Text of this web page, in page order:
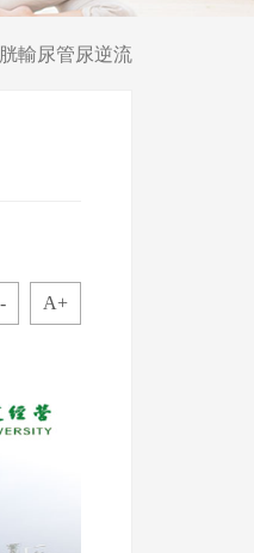
輸尿管尿逆流
A+